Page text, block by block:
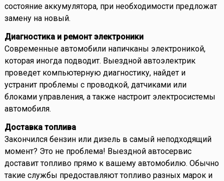
состояние аккумулятора, при необходимости предложат
замену на новый.
Диагностика и ремонт электроники
Современные автомобили напичканы электроникой,
которая иногда подводит. Выездной автоэлектрик
проведет компьютерную диагностику, найдет и
устранит проблемы с проводкой, датчиками или
блоками управления, а также настроит электросистемы
автомобиля.
Доставка топлива
Закончился бензин или дизель в самый неподходящий
момент? Это не проблема! Выездной автосервис
доставит топливо прямо к вашему автомобилю. Обычно
такие службы предоставляют топливо разных марок и